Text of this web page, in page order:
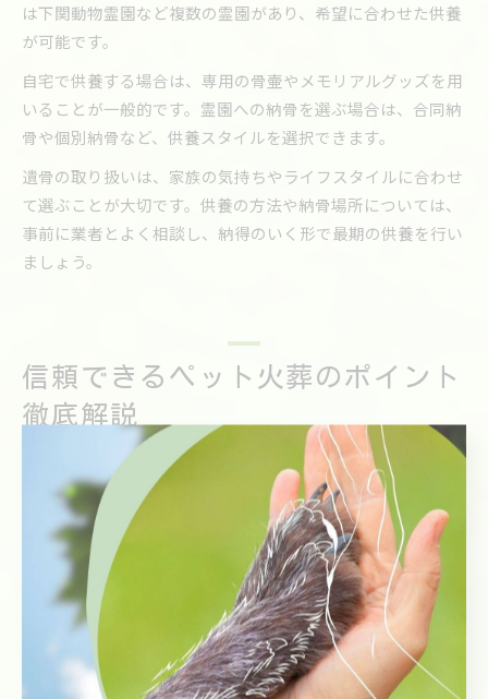
は下関動物霊園など複数の霊園があり、希望に合わせた供養
が可能です。
自宅で供養する場合は、専用の骨壷やメモリアルグッズを用
いることが一般的です。霊園への納骨を選ぶ場合は、合同納
骨や個別納骨など、供養スタイルを選択できます。
遺骨の取り扱いは、家族の気持ちやライフスタイルに合わせ
て選ぶことが大切です。供養の方法や納骨場所については、
事前に業者とよく相談し、納得のいく形で最期の供養を行い
ましょう。
信頼できるペット火葬のポイント
徹底解説
ペット火葬サービスの質を見極めるチェックポイント
ペット火葬サービスを選ぶ際は、単に火葬を行うだけでな
く、飼い主の気持ちに寄り添った丁寧な対応や、ペットへの
供養の姿勢が重要となります。下関市でのペット火葬業者に
は、個別火葬や合同火葬の選択肢、遺骨の取り扱い、納骨や
埋葬の方法など、サービスの幅があるため、事前に内容を詳
しく確認することが大切です。